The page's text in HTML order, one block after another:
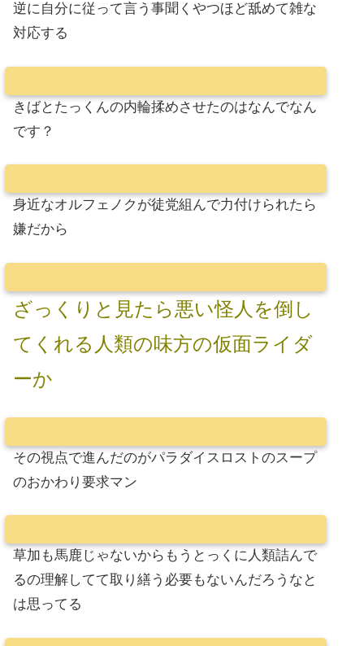
逆に自分に従って言う事聞くやつほど舐めて雑な
対応する
きばとたっくんの内輪揉めさせたのはなんでなん
です？
身近なオルフェノクが徒党組んで力付けられたら
嫌だから
ざっくりと見たら悪い怪人を倒し
てくれる人類の味方の仮面ライダ
ーか
その視点で進んだのがパラダイスロストのスープ
のおかわり要求マン
草加も馬鹿じゃないからもうとっくに人類詰んで
るの理解してて取り繕う必要もないんだろうなと
は思ってる